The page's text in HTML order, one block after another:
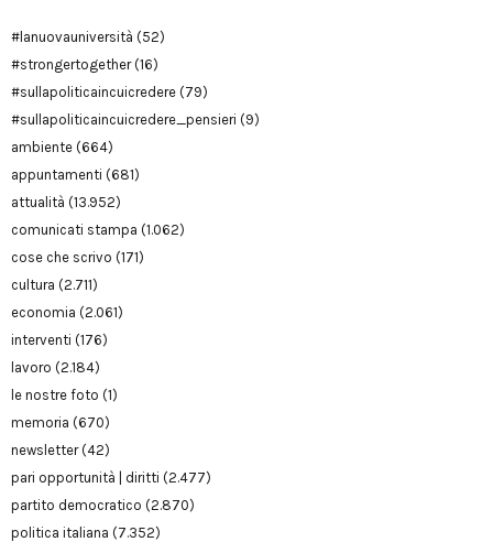
#lanuovauniversità (52)
#strongertogether(16)
#sullapoliticaincuicredere (79)
#sullapoliticaincuicredere_pensieri (9)
ambiente (664)
appuntamenti (681)
attualità (13.952)
comunicati stampa (1.062)
cose che scrivo (171)
cultura (2.711)
economia (2.061)
interventi (176)
lavoro (2.184)
le nostre foto (1)
memoria (670)
newsletter(42)
pari opportunità | diritti (2.477)
partito democratico (2.870)
politica italiana (7.352)